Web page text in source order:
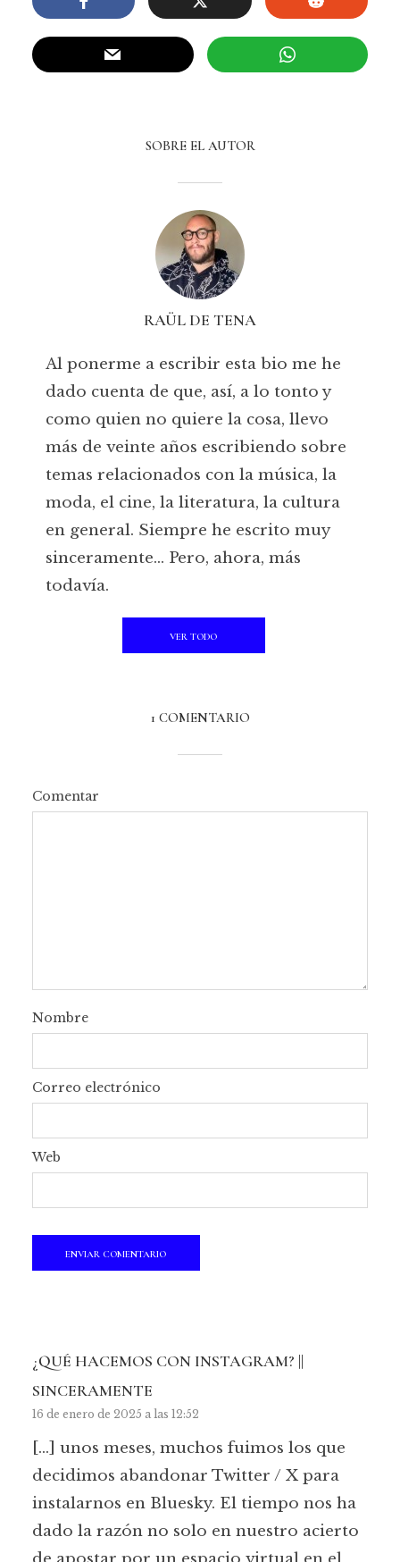
SOBRE EL AUTOR
RAÜL DE TENA
Al ponerme a escribir esta bio me he
dado cuenta de que, así, a lo tonto y
como quien no quiere la cosa, llevo
más de veinte años escribiendo sobre
temas relacionados con la música, la
moda, el cine, la literatura, la cultura
en general. Siempre he escrito muy
sinceramente... Pero, ahora, más
todavía.
VER TODO
1 COMENTARIO
Comentar
Nombre
Correo electrónico
Web
¿QUÉ HACEMOS CON INSTAGRAM? ||
SINCERAMENTE
16 de enero de 2025 a las 12:52
[…] unos meses, muchos fuimos los que
decidimos abandonar Twitter / X para
instalarnos en Bluesky. El tiempo nos ha
dado la razón no solo en nuestro acierto